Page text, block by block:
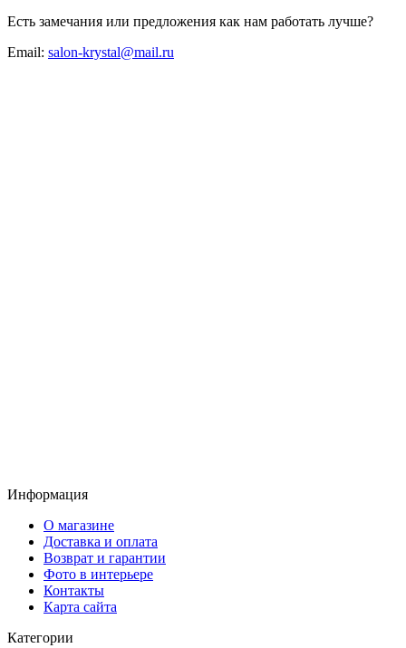
Есть замечания или предложения как нам работать лучше?
Email: salon-krystal@mail.ru
Информация
О магазине
Доставка и оплата
Возврат и гарантии
Фото в интерьере
Контакты
Карта сайта
Категории